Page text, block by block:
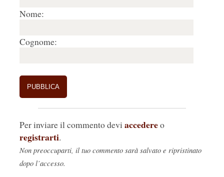
Nome:
Cognome:
Per inviare il commento devi accedereo
registrarti.
Non preoccuparti, il tuo commento sarà salvato e ripristinato
dopo l’accesso.